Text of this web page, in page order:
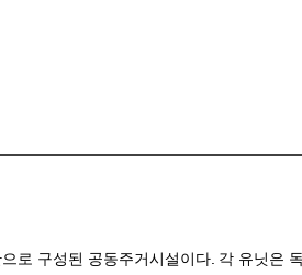
로 구성된 공동주거시설이다. 각 유닛은